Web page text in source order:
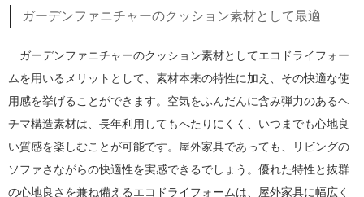
ガーデンファニチャーのクッション素材として最適
ガーデンファニチャーのクッション素材としてエコドライフォー
ムを用いるメリットとして、素材本来の特性に加え、その快適な使
用感を挙げることができます。空気をふんだんに含み弾力のあるヘ
チマ構造素材は、長年利用してもへたりにくく、いつまでも心地良
い質感を楽しむことが可能です。屋外家具であっても、リビングの
ソファさながらの快適性を実感できるでしょう。優れた特性と抜群
の心地良さを兼ね備えるエコドライフォームは、屋外家具に幅広く